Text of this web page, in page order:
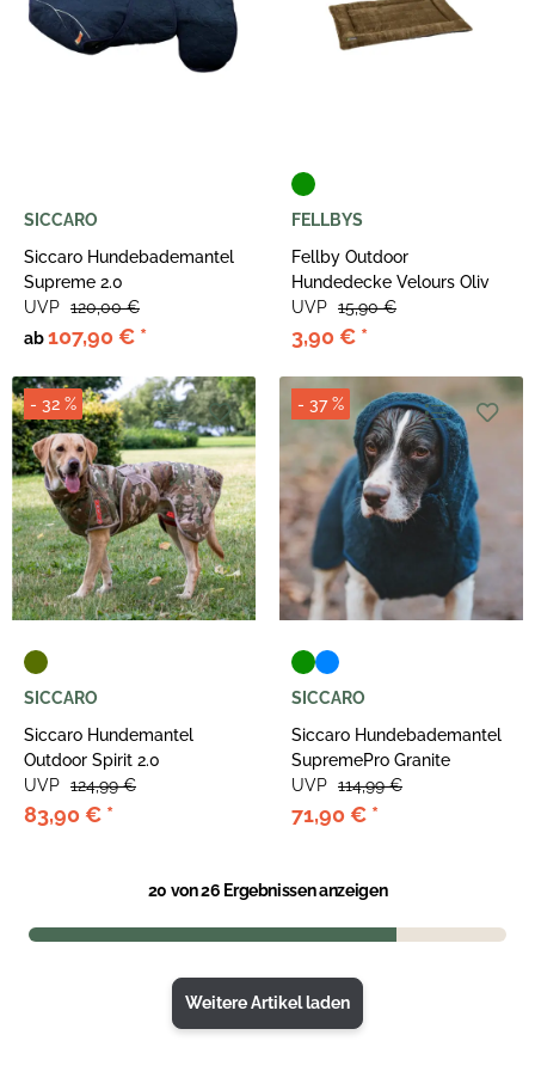
SICCARO
Siccaro Hundebademantel
Supreme 2.0
ab107,90 € *
UVP 120,00 €
FELLBYS
Fellby Outdoor
Hundedecke Velours Oliv
3,90 € *
UVP 15,90 €
- 32 %
SICCARO
Siccaro Hundemantel
Outdoor Spirit 2.0
83,90 € *
UVP 124,99 €
- 37 %
SICCARO
Siccaro Hundebademantel
SupremePro Granite
71,90 € *
UVP 114,99 €
20 von 26 Ergebnissen anzeigen
Weitere Artikel laden